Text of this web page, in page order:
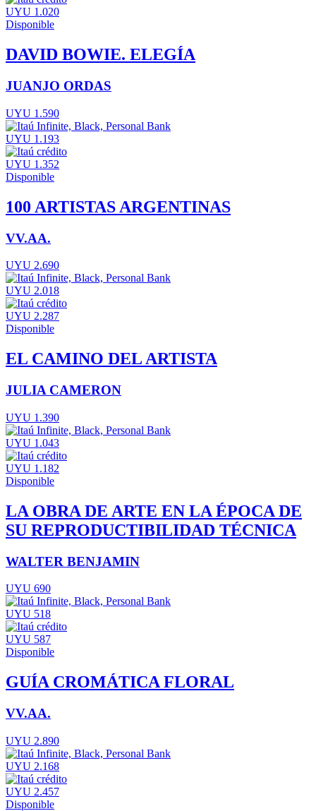
UYU 1.020
Disponible
DAVID BOWIE. ELEGÍA
JUANJO ORDAS
UYU 1.590
UYU 1.193
UYU 1.352
Disponible
100 ARTISTAS ARGENTINAS
VV.AA.
UYU 2.690
UYU 2.018
UYU 2.287
Disponible
EL CAMINO DEL ARTISTA
JULIA CAMERON
UYU 1.390
UYU 1.043
UYU 1.182
Disponible
LA OBRA DE ARTE EN LA ÉPOCA DE
SU REPRODUCTIBILIDAD TÉCNICA
WALTER BENJAMIN
UYU 690
UYU 518
UYU 587
Disponible
GUÍA CROMÁTICA FLORAL
VV.AA.
UYU 2.890
UYU 2.168
UYU 2.457
Disponible